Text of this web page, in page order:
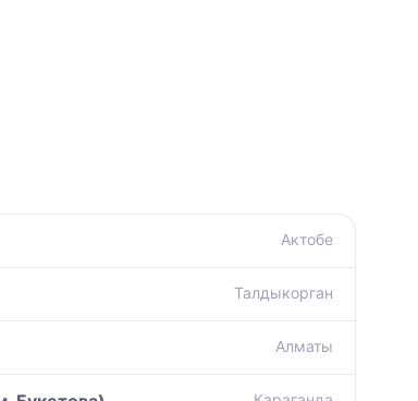
Актобе
Талдыкорган
Алматы